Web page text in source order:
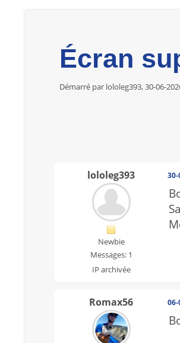
Écran
Démarré par lololeg393, 30-06-
lololeg393
Newbie
Messages: 1
IP archivée
30-
Romax56 06-